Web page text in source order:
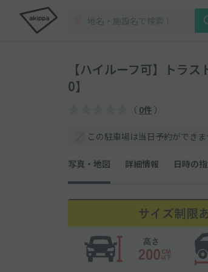
【ハイルーフ可】トラ
0】
（ 0件 ）
この駐車場は当日予約ができ
写真・地図 詳細情報 日時の